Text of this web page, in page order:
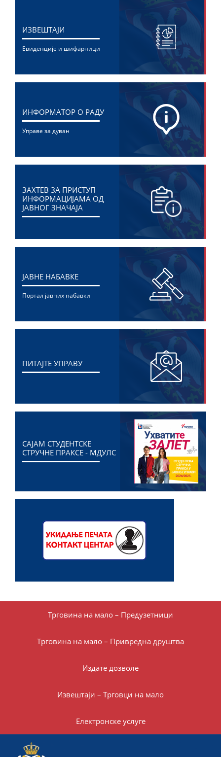
ИЗВЕШТАЈИ
Евиденције и шифарници
ИНФОРМАТОР О РАДУ
Управе за дуван
ЗАХТЕВ ЗА ПРИСТУП
ИНФОРМАЦИЈАМА ОД
ЈАВНОГ ЗНАЧАЈА
ЈАВНЕ НАБАВКЕ
Портал јавних набавки
ПИТАЈТЕ УПРАВУ
САЈАМ СТУДЕНТСКЕ
СТРУЧНЕ ПРАКСЕ - МДУЛС
Трговина на мало – Предузетници
Трговина на мало – Привредна друштва
Издате дозволе
Извештаји – Трговци на мало
Електронске услуге